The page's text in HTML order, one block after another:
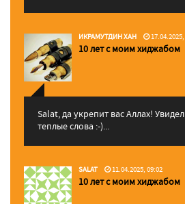
ИКРАМУТДИН ХАН
10 лет с моим хиджабом
Salat, да укрепит вас Аллаx!
теплые слова :-)...
SALAT 11.04.2025, 09:02
10 лет с моим хиджабом